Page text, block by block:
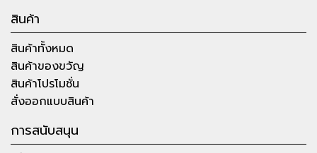
สินค้า
สินค้าทั้งหมด
สินค้าของขวัญ
สินค้าโปรโมชั่น
สั่งออกแบบสินค้า
การสนับสนุน